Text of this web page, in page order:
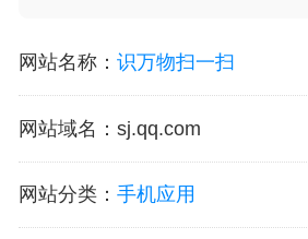
网站名称： 识万物扫一扫
网站域名 ： sj.qq.com
网站分类： 手机应用